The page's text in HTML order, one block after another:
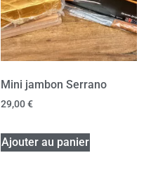
Mini jambon Serrano
29,00€
Ajouter au panier